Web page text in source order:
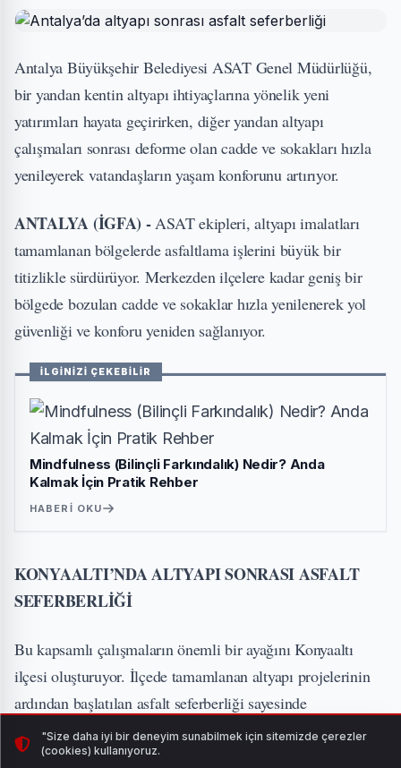
Antalya Büyükşehir Belediyesi ASAT Genel Müdürlüğü,
bir yandan kentin altyapı ihtiyaçlarına yönelik yeni
yatırımları hayata geçirirken, diğer yandan altyapı
çalışmaları sonrası deforme olan cadde ve sokakları hızla
yenileyerek vatandaşların yaşam konforunu artırıyor.
ANTALYA (İGFA) -ASAT ekipleri, altyapı imalatları
tamamlanan bölgelerde asfaltlama işlerini büyük bir
titizlikle sürdürüyor. Merkezden ilçelere kadar geniş bir
bölgede bozulan cadde ve sokaklar hızla yenilenerek yol
güvenliği ve konforu yeniden sağlanıyor.
İLGİNİZİ ÇEKEBİLİR
Mindfulness (Bilinçli Farkındalık) Nedir? Anda
Kalmak İçin Pratik Rehber
HABERI OKU
KONYAALTI’NDA ALTYAPI SONRASI ASFALT
SEFERBERLİĞİ
Bu kapsamlı çalışmaların önemli bir ayağını Konyaaltı
ilçesi oluşturuyor. İlçede tamamlanan altyapı projelerinin
ardından başlatılan asfalt seferberliği sayesinde
vatandaşların mağduriyet yaşamaması için cadde ve
sokaklar kısa sürede yenilendi.
"Size daha iyi bir deneyim sunabilmek için sitemizde çerezler
(cookies) kullanıyoruz.